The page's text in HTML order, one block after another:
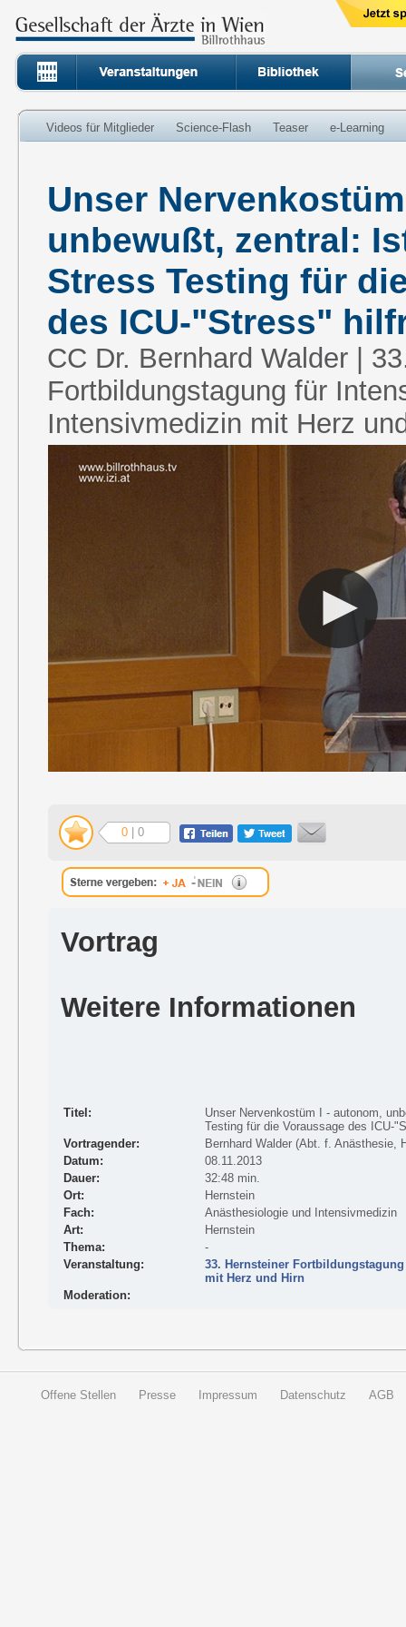
Videos für Mitglieder Science-Flash Teaser e-Learning
Unser
unbewußt, zentral:
Stress Testing für
des ICU-"Stress"
CC Dr. Bernhard Walder |
Fortbildungstagung für
Intensivmedizin mit Herz
0 | 0
Vortrag
Weitere Informationen
Titel:
Unser Nervenkostüm I - autonom,
Testing für die Voraussage des ICU-
Vortragender:
Bernhard Walder (Abt. f. Anästhesie,
Datum:
08.11.2013
Dauer:
32:48 min.
Ort:
Hernstein
Fach:
Anästhesiologie und Intensivmedizin
Art:
Hernstein
Thema:
-
Veranstaltung:
33. Hernsteiner
mit Herz und Hirn
Moderation:
Offene Stellen Presse Impressum Datenschutz AGB